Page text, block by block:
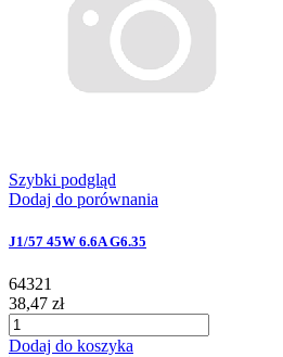
Szybki podgląd
Dodaj do porównania
J1/57 45W 6.6A G6.35
64321
38,47 zł
Dodaj do koszyka